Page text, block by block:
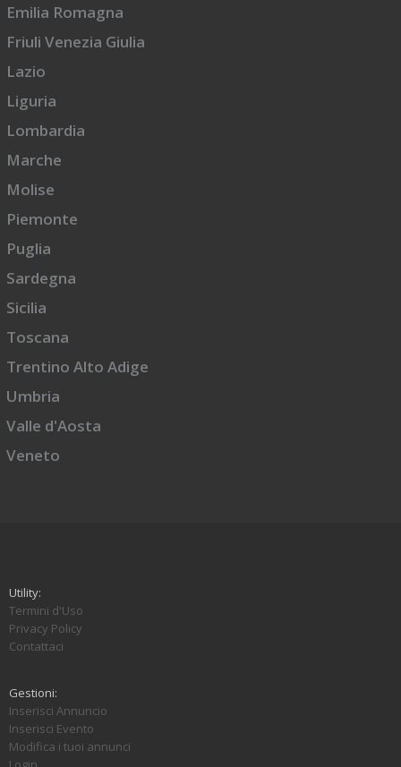
Emilia Romagna
Friuli Venezia Giulia
Lazio
Liguria
Lombardia
Marche
Molise
Piemonte
Puglia
Sardegna
Sicilia
Toscana
Trentino Alto Adige
Umbria
Valle d'Aosta
Veneto
Utility:
Termini d'Uso
Privacy Policy
Contattaci
Gestioni:
Inserisci Annuncio
Inserisci Evento
Modifica i tuoi annunci